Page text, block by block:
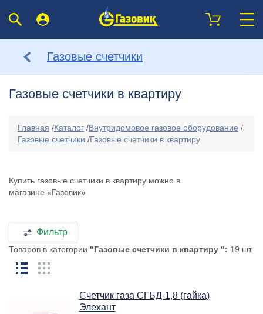
Газовые счетчики
Газовые счетчики в квартиру
Главная /Каталог /Внутридомовое газовое оборудование /
Газовые счетчики /Газовые счетчики в квартиру
Купить газовые счетчики в квартиру можно в
магазине «Газовик»
Фильтр
Товаров в категории "Газовые счетчики в квартиру ": 19 шт.
Счетчик газа СГБД-1,8 (гайка)
Элехант